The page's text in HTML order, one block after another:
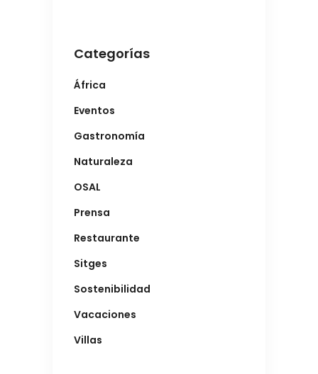
Categorías
África
Eventos
Gastronomía
Naturaleza
OSAL
Prensa
Restaurante
Sitges
Sostenibilidad
Vacaciones
Villas